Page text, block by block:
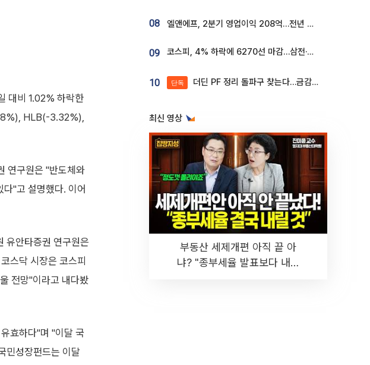
대비 1.02% 하락한
HLB(-3.32%),
연구원은 "반도체와
"고 설명했다. 이어
유안타증권 연구원은
스닥 시장은 코스피
전망"이라고 내다봤
효하다"며 "이달 국
민성장펀드는 이달
08 엘앤에프, 2분기 영업이익 208억…전년 比 흑자전환
09 코스피, 4% 하락에 6270선 마감…삼전·SK하닉 '와르르' 각각 6%·10%대 급락
10 단독 더딘 PF 정리 돌파구 찾는다…금감원, 1년 반 만에 매각설명회 재개
최신 영상
부동산 세제개편 아직 끝 아
냐? "종부세율 발표보다 내릴